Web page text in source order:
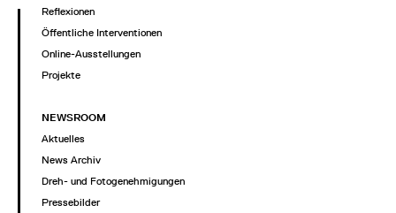
Reflexionen
Öffentliche Interventionen
Online-Ausstellungen
Projekte
NEWSROOM
Aktuelles
News Archiv
Dreh- und Fotogenehmigungen
Pressebilder